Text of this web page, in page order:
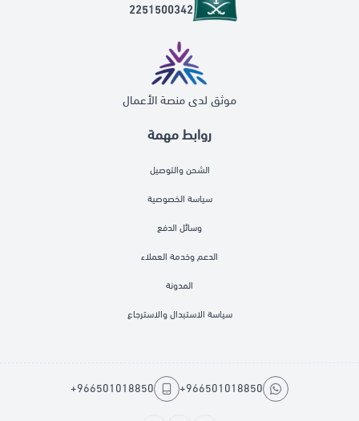
روابط مهمة
الشحن والتوصيل
سياسة الخصوصية
وسائل الدفع
الدعم وخدمة العملاء
المدونة
سياسة الاستبدال والاسترجاع
2251500342
موثق لدى منصة الأعمال
+966501018850
+966501018850